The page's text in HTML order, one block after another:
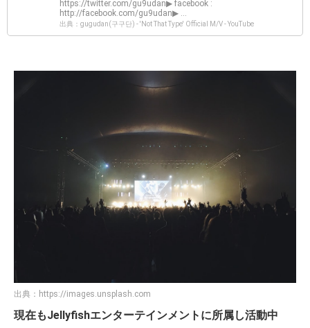
https://twitter.com/gu9udan▶ facebook :
http://facebook.com/gu9udan▶ ...
出典：gugudan(구구단) - 'Not That Type' Official M/V - YouTube
出典： https://images.unsplash.com
現在もJellyfishエンターテインメントに所属し活動中